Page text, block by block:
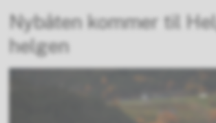
Nybåten kommer til
helgen